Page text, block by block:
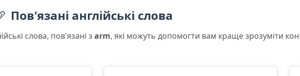
Пов'язані англійські слова
слова, пов'язані з arm, які можуть допомогти вам краще зрозуміти